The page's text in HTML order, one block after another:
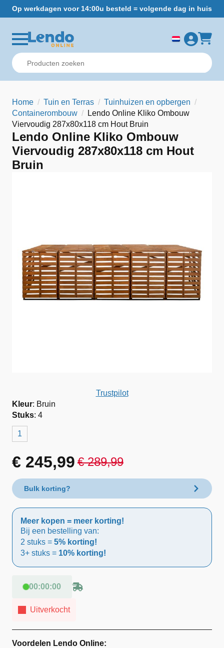
Op werkdagen voor 14:00u besteld = volgende dag in huis
Home Tuin en Terras
Tuinhuizen en opbergen
Containerombouw
Lendo Online Kliko Ombouw
Viervoudig 287x80x118 cm Hout Bruin
Lendo Online Kliko Ombouw
Viervoudig 287x80x118 cm Hout
Bruin
Trustpilot
Kleur: Bruin
Stuks: 4
1
€289,99
Oorspronkelijke
prijs
was:
€ 289,99.
€ 245,99
Huidige
prijs
is:
€ 245,99.
Bulk korting?
Meer kopen = meer korting!
Bij een bestelling van:
2 stuks = 5% korting!
3+ stuks = 10% korting!
00:00:00
Uitverkocht
Voordelen Lendo Online: